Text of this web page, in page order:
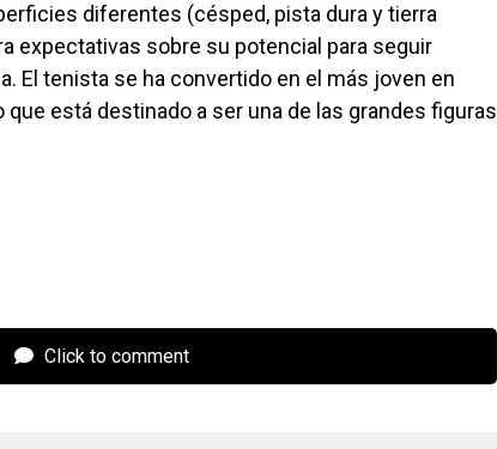
diferentes (césped, pista dura y tierra
expectativas sobre su potencial para seguir
El tenista se ha convertido en el más joven en
está destinado a ser una de las grandes figuras
Click to comment